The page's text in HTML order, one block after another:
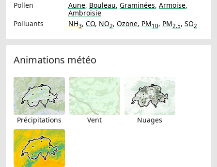
Pollen
Aune, Bouleau, Graminées, Armoise,
Ambroisie
Polluants
NH3, CO, NO2, Ozone, PM10, PM2.5, SO2
Animations météo
Précipitations Vent Nuages